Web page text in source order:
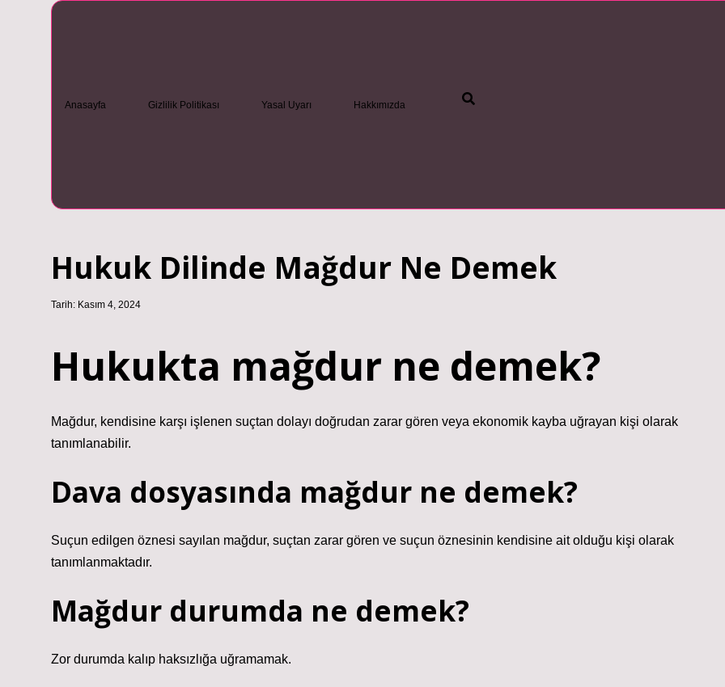
Anasayfa Gizlilik Politikası Yasal Uyarı Hakkımızda
Hukuk Dilinde Mağdur Ne Demek
Tarih: Kasım 4, 2024
Hukukta mağdur ne demek?
Mağdur, kendisine karşı işlenen suçtan dolayı doğrudan zarar gören veya ekonomik kayba uğrayan kişi olarak
tanımlanabilir.
Dava dosyasında mağdur ne demek?
Suçun edilgen öznesi sayılan mağdur, suçtan zarar gören ve suçun öznesinin kendisine ait olduğu kişi olarak
tanımlanmaktadır.
Mağdur durumda ne demek?
Zor durumda kalıp haksızlığa uğramamak.